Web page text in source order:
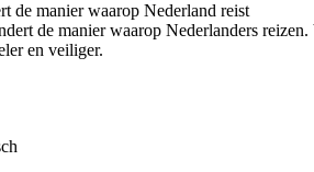
de manier waarop Nederland reist
de manier waarop Nederlanders
en veiliger.